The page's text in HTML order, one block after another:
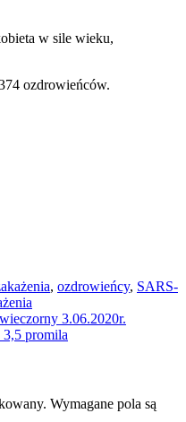
w sile wieku,
ozdrowieńców.
, ozdrowieńcy, SARS-
3.06.2020r.
3,5 promila
Wymagane pola są